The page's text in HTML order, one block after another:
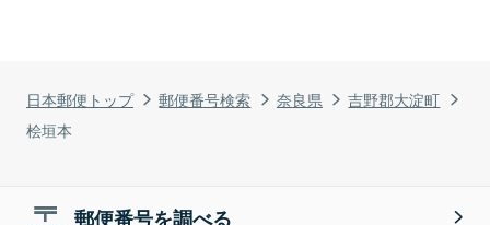
日本郵便トップ 郵便番号検索 奈良県
吉野郡大淀町
桧垣本
郵便番号を調べる